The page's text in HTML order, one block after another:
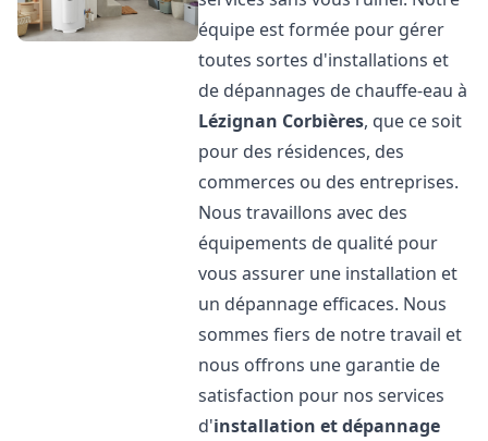
équipe est formée pour gérer
toutes sortes d'installations et
de dépannages de chauffe-eau à
Lézignan Corbières, que ce soit
pour des résidences, des
commerces ou des entreprises.
Nous travaillons avec des
équipements de qualité pour
vous assurer une installation et
un dépannage efficaces. Nous
sommes fiers de notre travail et
nous offrons une garantie de
satisfaction pour nos services
d'installation et dépannage